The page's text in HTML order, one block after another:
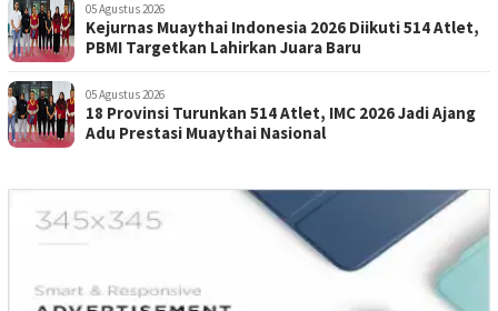
05 Agustus 2026
Kejurnas Muaythai Indonesia 2026 Diikuti 514 Atlet,
PBMI Targetkan Lahirkan Juara Baru
05 Agustus 2026
18 Provinsi Turunkan 514 Atlet, IMC 2026 Jadi Ajang
Adu Prestasi Muaythai Nasional